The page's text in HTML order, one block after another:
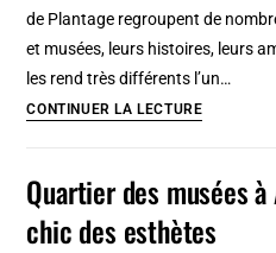
de Plantage regroupent de
et musées, leurs histoires, leurs
les rend très différents l’un…
CONTINUER LA LECTURE
juif
Quartier des musées
chic des esthètes